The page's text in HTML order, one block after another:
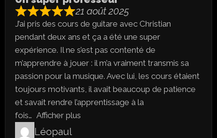
21 août 2025
J’ai pris des cours de guitare avec Christian
pendant deux ans et ça a été une super
expérience. Il ne s’est pas contenté de
m’apprendre à jouer : il m’a vraiment transmis sa
passion pour la musique. Avec lui, les cours étaient
toujours motivants, il avait beaucoup de patience
et savait rendre l’apprentissage à la
fois
Afficher plus
Léopaul